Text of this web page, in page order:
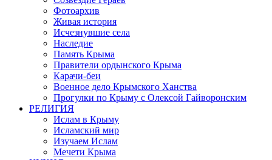
Фотоархив
Живая история
Исчезнувшие села
Наследие
Память Крыма
Правители ордынского Крыма
Карачи-беи
Военное дело Крымского Ханства
Прогулки по Крыму с Олексой Гайворонским
РЕЛИГИЯ
Ислам в Крыму
Исламский мир
Изучаем Ислам
Мечети Крыма